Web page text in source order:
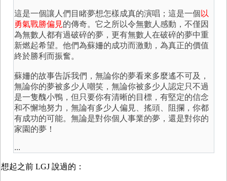
這是一個讓人們目睹夢想怎樣成真的演唱；這是一個 以
勇氣戰勝偏見的傳奇。它之所以令無數人感動，不僅因
為無數人都有過破碎的夢，更有無數人在破碎的夢中重
新燃起希望。他們為蘇姍的成功而激動，為真正的價值
終於勝利而振奮。
蘇姍的故事告訴我們，無論你的夢看來多麼遙不可及，
無論你的夢被多少人嘲笑，無論你被多少人認定只不過
是一隻醜小鴨，但只要你有清晰的目標，有堅定的信念
和不懈地努力，無論有多少人偏見、搖頭、阻攔，你都
有成功的可能。無論是對你個人事業的夢，還是對你的
家園的夢！
...
想起之前 LGJ 說過的：